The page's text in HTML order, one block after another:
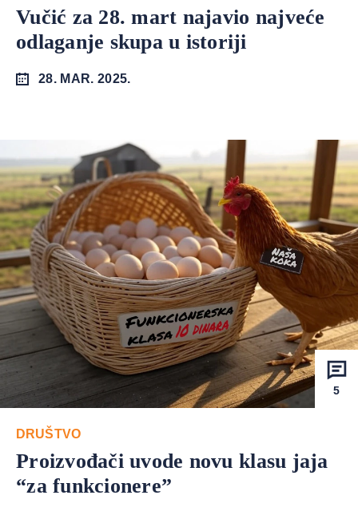
Vučić za 28. mart najavio najveće
odlaganje skupa u istoriji
28. MAR. 2025.
5
DRUŠTVO
Proizvođači uvode novu klasu jaja
“za funkcionere”